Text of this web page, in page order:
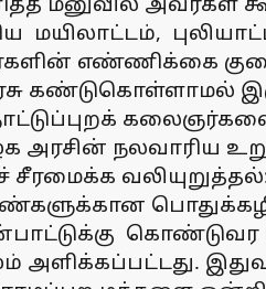
மயிலாட்டம்,
எண்ணிக்கை
கண்டுகொள்ளாமல்
அரசின் நலவாரிய
சீரமைக்க
கொண்டுவர
அளிக்கப்பட்டது.